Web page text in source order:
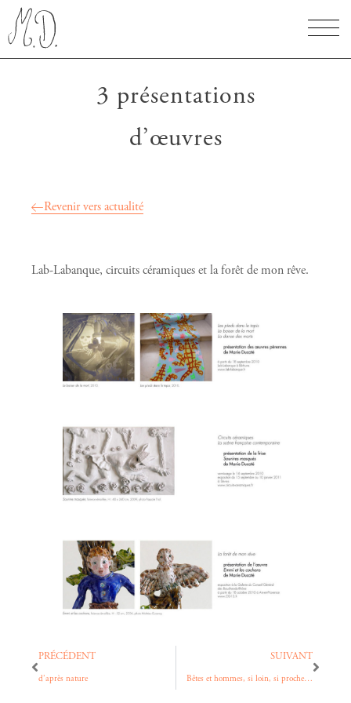
3 présentations
d’œuvres
Revenir vers actualité
Lab-Labanque, circuits céramiques et la forêt de mon rêve.
PRÉCÉDENT
d’après nature
SUIVANT
Bêtes et hommes, si loin, si proche…